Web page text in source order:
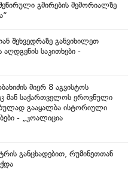
გმირების მემორიალზე
შეხვედრაზე განვიხილეთ
აღდგენის საკითხები -
მიერ 8 აგვისტოს
მან საქართველოს ეროვნული
გააყალბა ისტორიული
- „კოალიცია
განცხადებით, რუმინეთთან